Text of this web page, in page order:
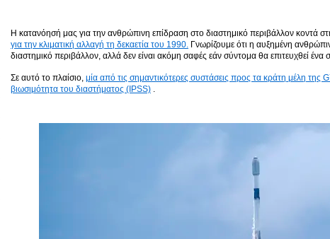
Η κατανόησή μας για την ανθρώπινη επίδραση στο διαστημικό περιβάλλον κοντά
για την κλιματική αλλαγή τη δεκαετία του 1990. Γνωρίζουμε ότι η αυξημένη
διαστημικό περιβάλλον, αλλά δεν είναι ακόμη σαφές εάν σύντομα θα επιτευχθεί ένα
Σε αυτό το πλαίσιο, μία από τις σημαντικότερες συστάσεις προς τα κράτη μέλη της
βιωσιμότητα του διαστήματος (IPSS)